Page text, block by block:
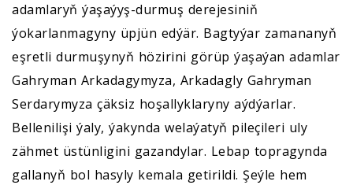
adamlaryň ýaşaýyş-durmuş derejesiniň
ýokarlanmagyny üpjün edýär. Bagtyýar zamananyň
eşretli durmuşynyň hözirini görüp ýaşaýan adamlar
Gahryman Arkadagymyza, Arkadagly Gahryman
Serdarymyza çäksiz hoşallyklaryny aýdýarlar.
Bellenilişi ýaly, ýakynda welaýatyň pileçileri uly
zähmet üstünligini gazandylar. Lebap topragynda
gallanyň bol hasyly kemala getirildi. Şeýle hem